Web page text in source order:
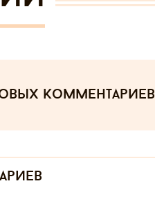
комментариев